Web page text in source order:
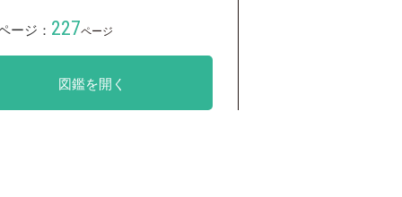
ージ： 227ページ
図鑑を開く